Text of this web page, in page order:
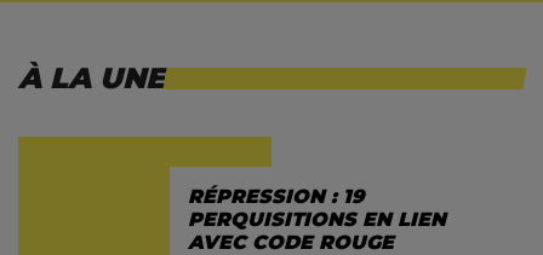
À LA UNE
RÉPRESSION : 19
PERQUISITIONS EN LIEN
AVEC CODE ROUGE